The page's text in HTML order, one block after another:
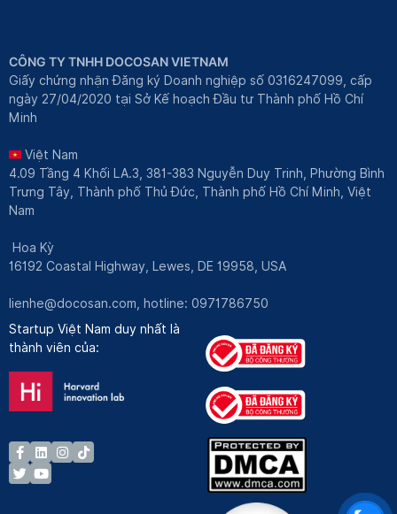
CÔNG TY TNHH DOCOSAN VIETNAM
Giấy chứng nhận Đăng ký Doanh nghiệp số 0316247099, cấp
ngày 27/04/2020 tại Sở Kế hoạch Đầu tư Thành phố Hồ Chí
Minh
Việt Nam
4.09 Tầng 4 Khối LA.3, 381-383 Nguyễn Duy Trinh, Phường Bình
Trưng Tây, Thành phố Thủ Đức, Thành phố Hồ Chí Minh, Việt
Nam
Hoa Kỳ
16192 Coastal Highway, Lewes, DE 19958, USA
lienhe@docosan.com , hotline: 0971786750
Startup Việt Nam duy nhất là
thành viên của: